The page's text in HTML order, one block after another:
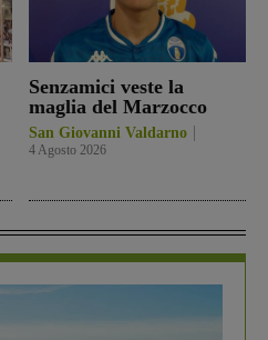
Senzamici veste la
maglia del Marzocco
San Giovanni Valdarno
4 Agosto 2026